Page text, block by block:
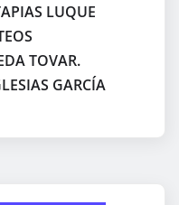
LUQUE
TOVAR.
GARCÍA